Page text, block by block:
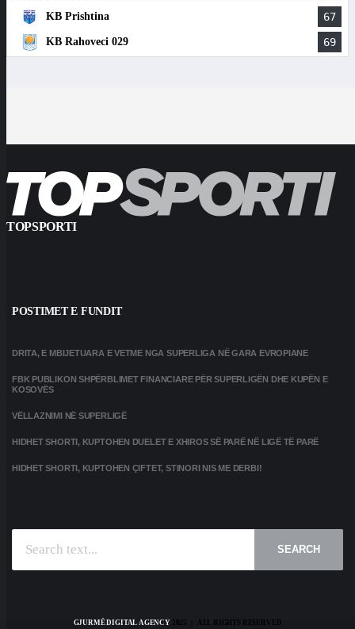
KB Prishtina 67
KB Rahoveci 029 69
TOPSPORTI
POSTIMET E FUNDIT
DRITA, E MBIJETUARA E VETME NGA SUPERLIGA NË GARA EVROPIANE
FBK PUBLIKON SHPËRBLIMET FINANCIARE PËR SUPERLIGËN DHE KUPËN E
KOSOVËS
VËLLAZNIMI NË SUPERLIGË
HIDHET SHORTI, KUPTOHEN DUELET E XHIROS SË PARË NË LIGË TË PARË
HIDHET SHORTI, KUPTOHEN ÇIFTET, STINORI NIS ME DERBI!
SEARCH
GJURMË DIGITAL AGENCY2025 | ALL RIGHTS RESERVED